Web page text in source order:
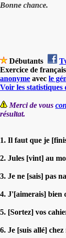
Bonne chance.
Débutants
Exercice de
anonyme avec le
Voir les statistiques
Merci de vous
résultat.
1. Il faut que je
2. Jules [vint] au
3. Je ne [sais] pas
4. J'[aimerais] bien
5. [Sortez] vos
6. Je [suis allé]